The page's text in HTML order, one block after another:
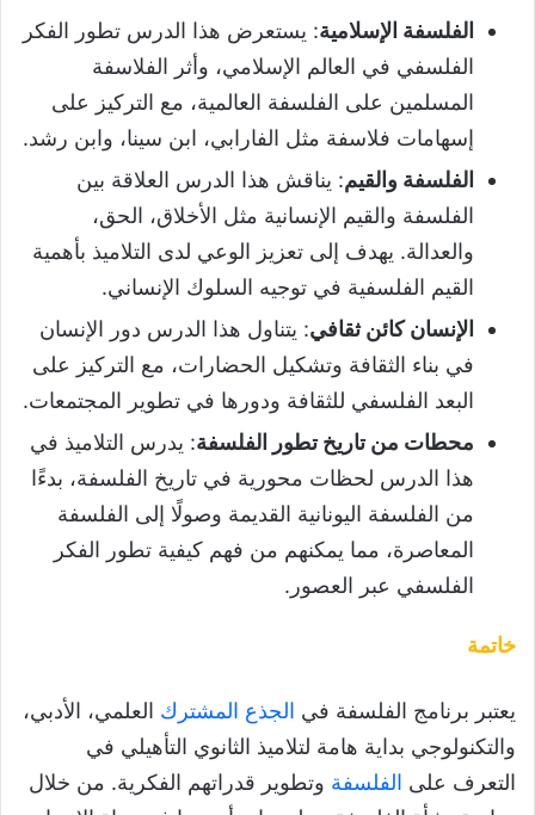
الفلسفة الإسلامية: يستعرض هذا الدرس تطور الفكر
الفلسفي في العالم الإسلامي، وأثر الفلاسفة
المسلمين على الفلسفة العالمية، مع التركيز على
إسهامات فلاسفة مثل الفارابي، ابن سينا، وابن رشد.
الفلسفة والقيم: يناقش هذا الدرس العلاقة بين
الفلسفة والقيم الإنسانية مثل الأخلاق، الحق،
والعدالة. يهدف إلى تعزيز الوعي لدى التلاميذ بأهمية
القيم الفلسفية في توجيه السلوك الإنساني.
الإنسان كائن ثقافي: يتناول هذا الدرس دور الإنسان
في بناء الثقافة وتشكيل الحضارات، مع التركيز على
البعد الفلسفي للثقافة ودورها في تطوير المجتمعات.
محطات من تاريخ تطور الفلسفة: يدرس التلاميذ في
هذا الدرس لحظات محورية في تاريخ الفلسفة، بدءًا
من الفلسفة اليونانية القديمة وصولًا إلى الفلسفة
المعاصرة، مما يمكنهم من فهم كيفية تطور الفكر
الفلسفي عبر العصور.
خاتمة
يعتبر برنامج الفلسفة في الجذع المشترك العلمي، الأدبي،
والتكنولوجي بداية هامة لتلاميذ الثانوي التأهيلي في
التعرف على الفلسفة وتطوير قدراتهم الفكرية. من خلال